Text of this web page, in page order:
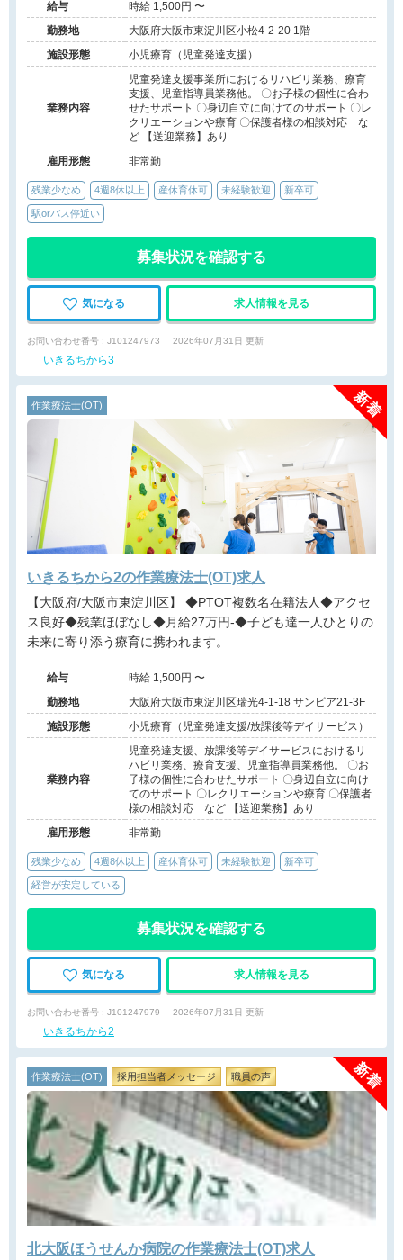
給与
時給 1,500円 〜
勤務地
大阪府大阪市東淀川区小松4-2-20 1階
施設形態
小児療育（児童発達支援）
業務内容
児童発達支援事業所におけるリハビリ業務、療育
支援、児童指導員業務他。 〇お子様の個性に合わ
せたサポート 〇身辺自立に向けてのサポート 〇レ
クリエーションや療育 〇保護者様の相談対応 な
ど 【送迎業務】あり
雇用形態
非常勤
残業少なめ 4週8休以上 産休育休可 未経験歓迎 新卒可
駅orバス停近い
募集状況を確認する
気になる 求人情報を見る
お問い合わせ番号 : J101247973 2026年07月31日 更新
いきるちから3
作業療法士(OT)
いきるちから2の作業療法士(OT)求人
【大阪府/大阪市東淀川区】 ◆PTOT複数名在籍法人◆アクセ
ス良好◆残業ほぼなし◆月給27万円-◆子ども達一人ひとりの
未来に寄り添う療育に携われます。
給与
時給 1,500円 〜
勤務地
大阪府大阪市東淀川区瑞光4-1-18 サンピア21-3F
施設形態
小児療育（児童発達支援/放課後等デイサービス）
業務内容
児童発達支援、放課後等デイサービスにおけるリ
ハビリ業務、療育支援、児童指導員業務他。 〇お
子様の個性に合わせたサポート 〇身辺自立に向け
てのサポート 〇レクリエーションや療育 〇保護者
様の相談対応 など 【送迎業務】あり
雇用形態
非常勤
残業少なめ 4週8休以上 産休育休可 未経験歓迎 新卒可
経営が安定している
募集状況を確認する
気になる 求人情報を見る
お問い合わせ番号 : J101247979 2026年07月31日 更新
いきるちから2
作業療法士(OT) 採用担当者メッセージ 職員の声
北大阪ほうせんか病院の作業療法士(OT)求人